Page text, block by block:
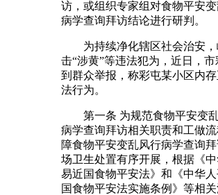
访，或组织专家组对食物平安
病学查询拜访结论进行研判。
为持续净化辖区社会治安，
击“涉黄”等违法犯为，近日，
到群众举报，称彩屯某小区内
法行为。
第一条 为规范食物平安变
病学查询拜访相关职责和工做
障食物平安变乱风行病学查询
场卫生处置有序开展，根据《
易近国食物平安法》和《中华
国食物平安法实施条例》等相